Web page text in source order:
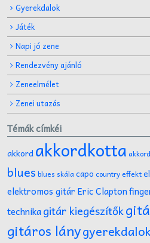
Gyerekdalok
Játék
Napi jó zene
Rendezvény ajánló
Zeneelmélet
Zenei utazás
Témák címkéi
akkordakkordkotta
blues blues skálacapo country effekt
elektromos gitár Eric Clapton
technikagitár kiegészítők
gitáros lány